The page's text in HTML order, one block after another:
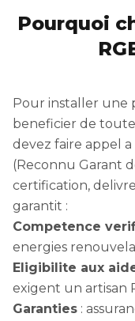
Pourquoi
Pour installer une
beneficier de
devez faire appel
(Reconnu Garant
certification,
garantit :
Competence
energies
Eligibilite aux
exigent un artisan
Garanties :